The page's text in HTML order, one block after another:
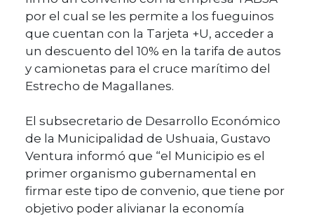
por el cual se les permite a los fueguinos
que cuentan con la Tarjeta +U, acceder a
un descuento del 10% en la tarifa de autos
y camionetas para el cruce marítimo del
Estrecho de Magallanes.
El subsecretario de Desarrollo Económico
de la Municipalidad de Ushuaia, Gustavo
Ventura informó que “el Municipio es el
primer organismo gubernamental en
firmar este tipo de convenio, que tiene por
objetivo poder alivianar la economía